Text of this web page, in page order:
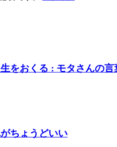
をおくる : モタさんの言
ちょうどいい